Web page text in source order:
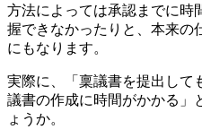
方法によっては承認までに時
握できなかったりと、本来の
にもなります。
実際に、「稟議書を提出して
議書の作成に時間がかかる」
ょうか。